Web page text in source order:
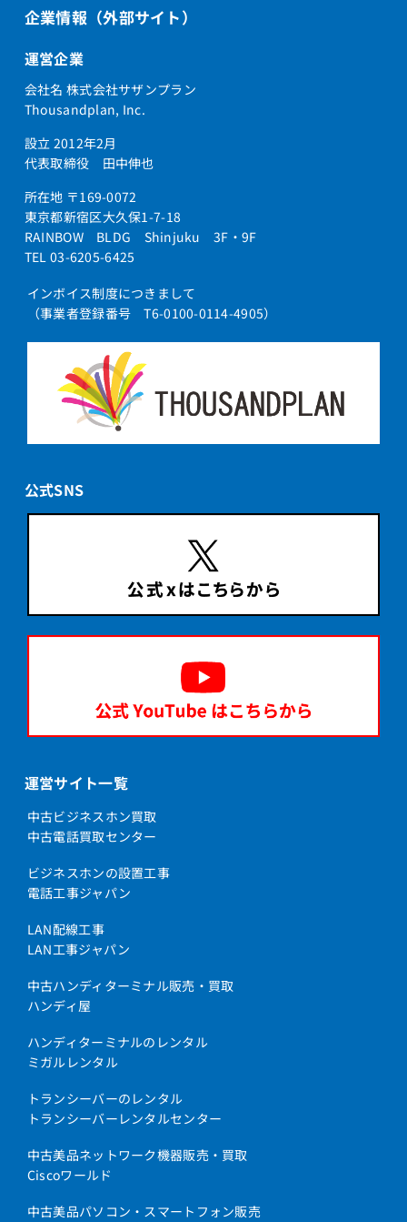
企業情報（外部サイト）
運営企業
会社名 株式会社サザンプラン
Thousandplan, Inc.
設立 2012年2月
代表取締役 田中伸也
所在地 〒169-0072
東京都新宿区大久保1-7-18
RAINBOW BLDG Shinjuku 3F・9F
TEL 03-6205-6425
インボイス制度につきまして
（事業者登録番号 T6-0100-0114-4905）
公式SNS
運営サイト一覧
中古ビジネスホン買取
中古電話買取センター
ビジネスホンの設置工事
電話工事ジャパン
LAN配線工事
LAN工事ジャパン
中古ハンディターミナル販売・買取
ハンディ屋
ハンディターミナルのレンタル
ミガルレンタル
トランシーバーのレンタル
トランシーバーレンタルセンター
中古美品ネットワーク機器販売・買取
Ciscoワールド
中古美品パソコン・スマートフォン販売